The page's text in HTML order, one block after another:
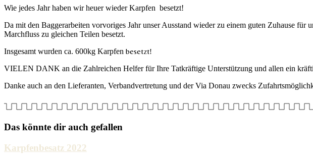
Wie jedes Jahr haben wir heuer wieder Karpfen besetzt!
Da mit den Baggerarbeiten vorvoriges Jahr unser Ausstand wieder zu einem guten Zuhause
Marchfluss zu gleichen Teilen besetzt.
Insgesamt wurden ca. 600kg Karpfen besetzt!
VIELEN DANK an die Zahlreichen Helfer für Ihre Tatkräftige Unterstützung und allen ein
Danke auch an den Lieferanten, Verbandvertretung und der Via Donau zwecks
Das könnte dir auch gefallen
Karpfenbesatz 2022